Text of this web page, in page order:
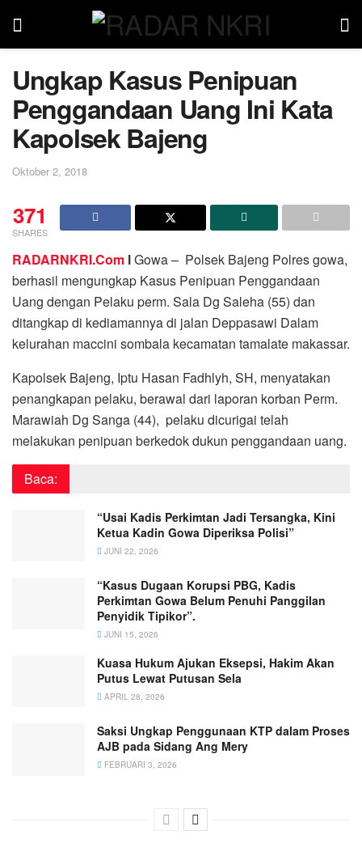
Ungkap Kasus Penipuan
Penggandaan Uang Ini Kata
Kapolsek Bajeng
Oktober 2, 2018
371
SHARES
RADARNKRI.Com lGowa – Polsek Bajeng Polres gowa,
berhasil mengungkap Kasus Penipuan Penggandaan
Uang dengan Pelaku perm. Sala Dg Saleha (55) dan
ditangkap di kediamannya di jalan Deppasawi Dalam
kelurahan maccini sombala kecamatan tamalate makassar.
Kapolsek Bajeng, Iptu Hasan Fadhlyh, SH, menyatakan
penangkapan pelaku, berawal dari laporan korban Perm.
Marawiah Dg Sanga (44), pelaku dicurigai telah
melakukan penipuan berkedok dukun penggandaan uang.
Baca:
“Usai Kadis Perkimtan Jadi Tersangka, Kini
Ketua Kadin Gowa Diperiksa Polisi”
JUNI 22, 2026
“Kasus Dugaan Korupsi PBG, Kadis
Perkimtan Gowa Belum Penuhi Panggilan
Penyidik Tipikor”.
JUNI 15, 2026
Kuasa Hukum Ajukan Eksepsi, Hakim Akan
Putus Lewat Putusan Sela
APRIL 28, 2026
Saksi Ungkap Penggunaan KTP dalam Proses
AJB pada Sidang Ang Mery
FEBRUARI 3, 2026